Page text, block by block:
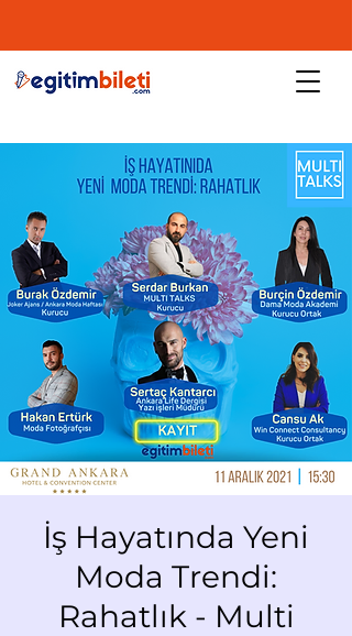
İş Hayatında Yeni
Moda Trendi:
Rahatlık - Multi